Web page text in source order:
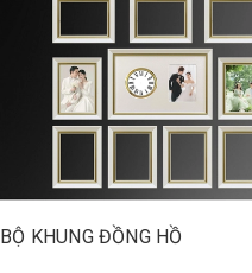
BỘ KHUNG ĐỒNG HỒ